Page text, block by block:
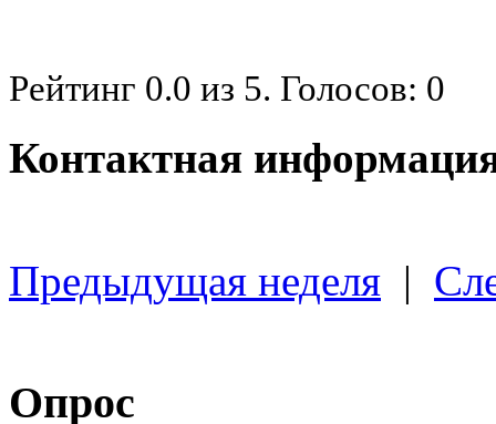
Рейтинг 0.0 из 5. Голосов: 0
Контактная
Предыдущая неделя |
Опрос